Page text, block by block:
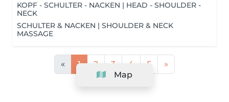
KOPF - SCHULTER - NACKEN | HEAD - SHOULDER -
NECK
SCHULTER & NACKEN | SHOULDER & NECK
MASSAGE
« 1 2 3 4 5
»
Map